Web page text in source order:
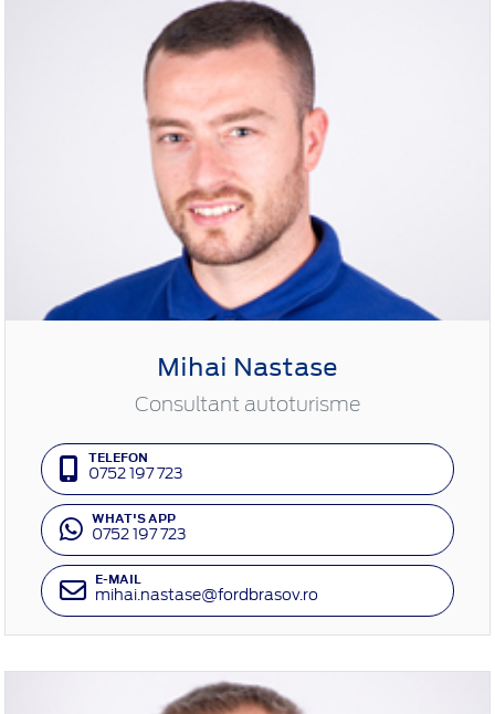
Mihai Nastase
Consultant autoturisme
TELEFON
0752 197 723
WHAT'S APP
0752 197 723
E-MAIL
mihai.nastase@fordbrasov.ro